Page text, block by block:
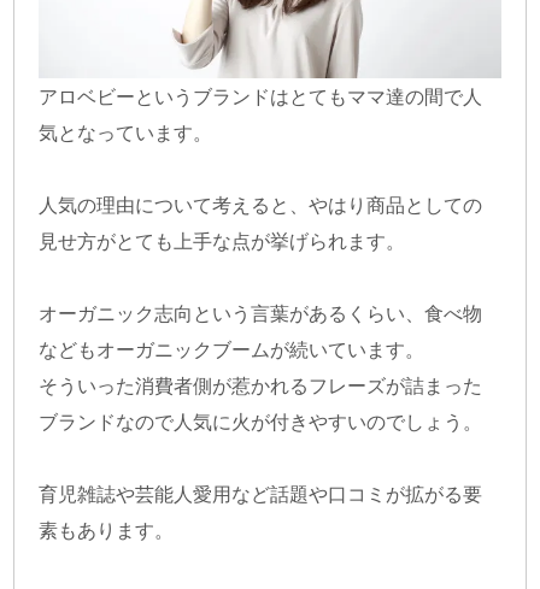
アロベビーというブランドはとてもママ達の間で人
気となっています。
人気の理由について考えると、やはり商品としての
見せ方がとても上手な点が挙げられます。
オーガニック志向という言葉があるくらい、食べ物
などもオーガニックブームが続いています。
そういった消費者側が惹かれるフレーズが詰まった
ブランドなので人気に火が付きやすいのでしょう。
育児雑誌や芸能人愛用など話題や口コミが拡がる要
素もあります。